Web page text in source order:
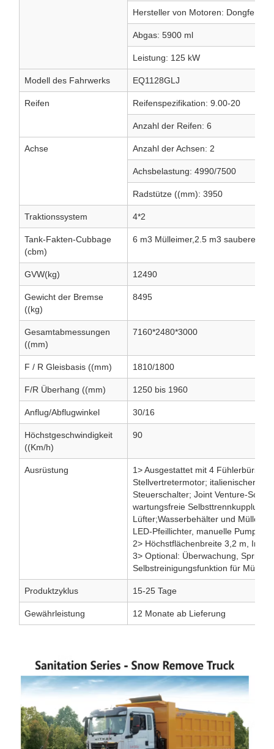
Hersteller von Motoren: Dongfeng
Abgas: 5900 ml
Leistung: 125 kW
Modell des Fahrwerks EQ1128GLJ
Reifen Reifenspezifikation: 9.00-20
Anzahl der Reifen: 6
Achse Anzahl der Achsen: 2
Achsbelastung: 4990/7500
Radstütze ((mm): 3950
Traktionssystem 4*2
Tank-Fakten-Cubbage
(cbm)
6 m3 Mülleimer,2.5 m3 sauberes
GVW(kg) 12490
Gewicht der Bremse
((kg)
8495
Gesamtabmessungen
((mm)
7160*2480*3000
F / R Gleisbasis ((mm) 1810/1800
F/R Überhang ((mm) 1250 bis 1960
Anflug/Abflugwinkel 30/16
Höchstgeschwindigkeit
((Km/h)
90
Ausrüstung
1> Ausgestattet mit 4
Stellvertretermotor; italienischer
Steuerschalter; Joint Venture-
wartungsfreie Selbsttrennkupplung;
Lüfter;Wasserbehälter und
LED-Pfeillichter, manuelle Pumpe
2> Höchstflächenbreite 3,2 m,
3> Optional: Überwachung,
Selbstreinigungsfunktion für
Produktzyklus 15-25 Tage
Gewährleistung 12 Monate ab Lieferung